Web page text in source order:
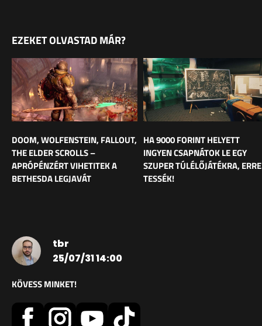
EZEKET OLVASTAD MÁR?
DOOM, WOLFENSTEIN, FALLOUT,
THE ELDER SCROLLS –
APRÓPÉNZÉRT VIHETITEK A
BETHESDA LEGJAVÁT
HA 9000 FORINT HELYETT
INGYEN CSAPNÁTOK LE EGY
SZUPER TÚLÉLŐJÁTÉKRA, ERRE
TESSÉK!
tbr
25/07/31 14:00
KÖVESS MINKET!